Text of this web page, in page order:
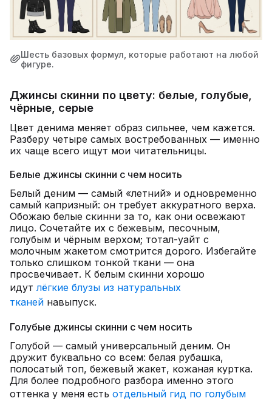
Шесть базовых формул, которые работают на любой
фигуре.
Джинсы скинни по цвету: белые, голубые,
чёрные, серые
Цвет денима меняет образ сильнее, чем кажется.
Разберу четыре самых востребованных — именно
их чаще всего ищут мои читательницы.
Белые джинсы скинни с чем носить
Белый деним — самый «летний» и одновременно
самый капризный: он требует аккуратного верха.
Обожаю белые скинни за то, как они освежают
лицо. Сочетайте их с бежевым, песочным,
голубым и чёрным верхом; тотал-уайт с
молочным жакетом смотрится дорого. Избегайте
только слишком тонкой ткани — она
просвечивает. К белым скинни хорошо
идутлёгкие блузы из натуральных
тканей навыпуск.
Голубые джинсы скинни с чем носить
Голубой — самый универсальный деним. Он
дружит буквально со всем: белая рубашка,
полосатый топ, бежевый жакет, кожаная куртка.
Для более подробного разбора именно этого
оттенка у меня есть отдельный гид по голубым